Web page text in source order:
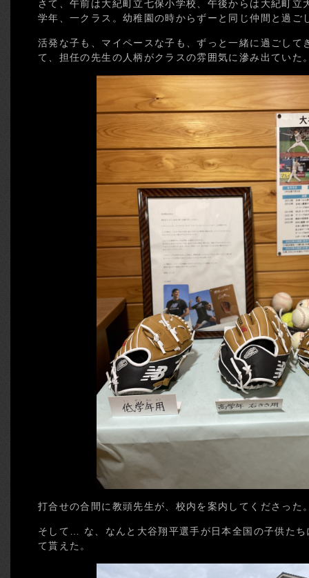
さて、午前は大紀町立七保小学校、午後からは大紀町立
学年、一クラス。幼稚園の時からずーと同じ仲間と過ご
活発な子も、マイペースな子も、ずっと一緒に過ごして
て、担任の先生の人柄がクラスの雰囲気に滲み出ていた
打合せの合間に教頭先生が、校内を案内してくださった
そして… な、なんと大谷翔平選手が日本全国の子供た
て貰えた。